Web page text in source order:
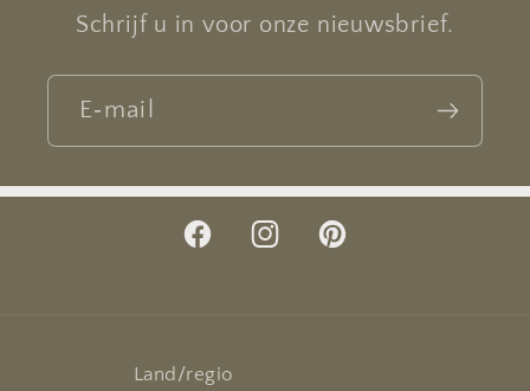
Schrijf u in voor onze nieuwsbrief.
E‑mail
FacebookInstagramPinterest
Land/regio